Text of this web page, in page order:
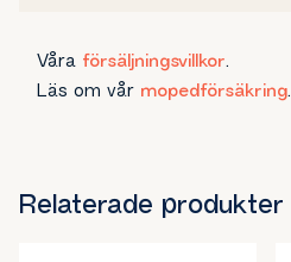
Våra försäljningsvillkor.
Läs om vår mopedförsäkring.
Relaterade produkter